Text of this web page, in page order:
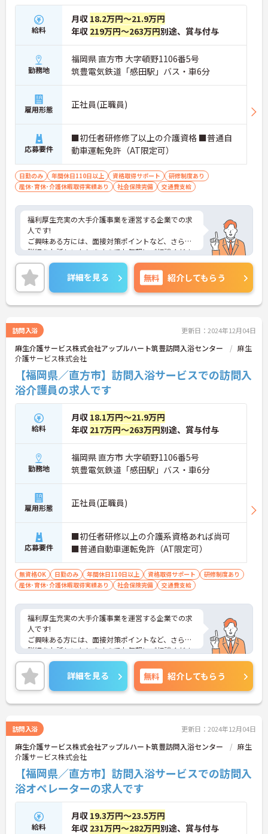
給料
月収 18.2万円～21.9万円
年収 219万円～263万円別途、賞与付与
勤務地
福岡県 直方市 大字頓野1106番5号
筑豊電気鉄道「感田駅」バス・車6分
雇用形態 正社員(正職員)
応募要件
■初任者研修修了以上の介護資格 ■普通自
動車運転免許（AT限定可）
日勤のみ 年間休日110日以上 資格取得サポート
研修制度あり
産休･育休･介護休暇取得実績あり
社会保険完備 交通費支給
福利厚生充実の大手介護事業を運営する企業での求
人です!
ご興味ある方には、面接対策ポイントなど、さらに
詳細をお話しいたしますのでお気軽にご相談くださ
い！
詳細を見る 無料 紹介してもらう
訪問入浴 更新日：2024年12月04日
麻生介護サービス株式会社アップルハート筑豊訪問入浴センター
麻生
介護サービス株式会社
【福岡県／直方市】訪問入浴サービスでの訪問入
浴介護員の求人です
給料
月収 18.1万円～21.9万円
年収 217万円～263万円別途、賞与付与
勤務地
福岡県 直方市 大字頓野1106番5号
筑豊電気鉄道「感田駅」バス・車6分
雇用形態 正社員(正職員)
応募要件
■初任者研修以上の介護系資格あれば尚可
■普通自動車運転免許（AT限定可）
無資格OK 日勤のみ 年間休日110日以上 資格取得サポート
研修制度あり
産休･育休･介護休暇取得実績あり
社会保険完備 交通費支給
福利厚生充実の大手介護事業を運営する企業での求
人です!
ご興味ある方には、面接対策ポイントなど、さらに
詳細をお話しいたしますのでお気軽にご相談くださ
い！
詳細を見る 無料 紹介してもらう
訪問入浴 更新日：2024年12月04日
麻生介護サービス株式会社アップルハート筑豊訪問入浴センター
麻生
介護サービス株式会社
【福岡県／直方市】訪問入浴サービスでの訪問入
浴オペレーターの求人です
給料
月収 19.3万円～23.5万円
年収 231万円～282万円別途、賞与付与